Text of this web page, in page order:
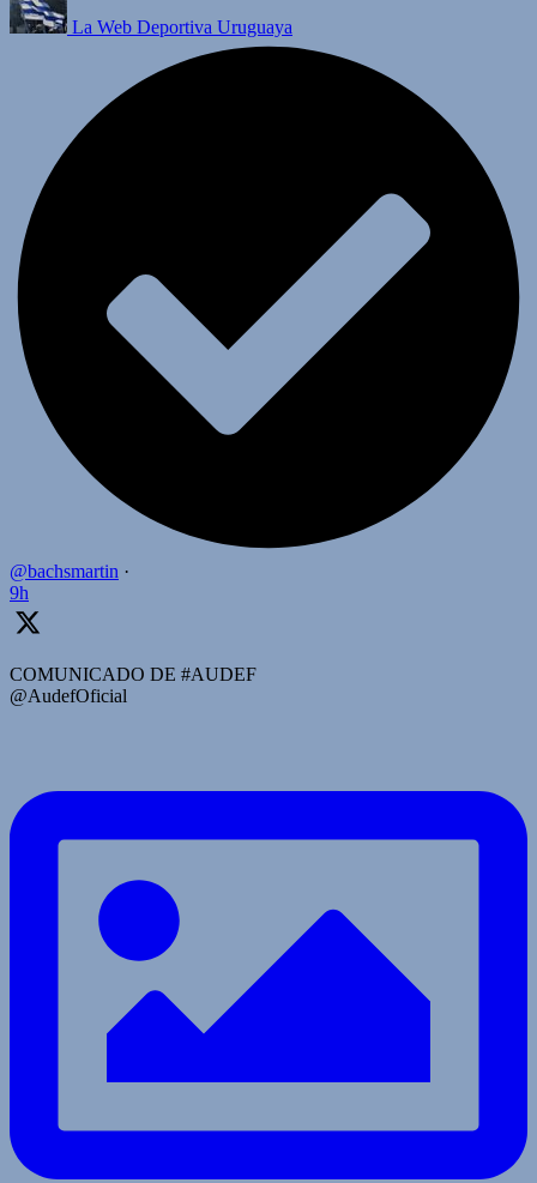
La Web Deportiva Uruguaya
@bachsmartin ·
9h
COMUNICADO DE #AUDEF
@AudefOficial